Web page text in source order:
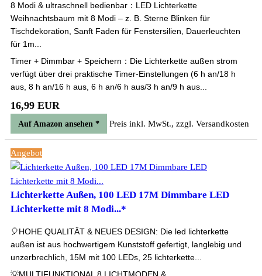
8 Modi & ultraschnell bedienbar：LED Lichterkette
Weihnachtsbaum mit 8 Modi – z. B. Sterne Blinken für
Tischdekoration, Sanft Faden für Fenstersilien, Dauerleuchten
für 1m...
Timer + Dimmbar + Speichern：Die Lichterkette außen strom
verfügt über drei praktische Timer-Einstellungen (6 h an/18 h
aus, 8 h an/16 h aus, 6 h an/6 h aus/3 h an/9 h aus...
16,99 EUR
Auf Amazon ansehen * Preis inkl. MwSt., zzgl. Versandkosten
Angebot
Lichterkette Außen, 100 LED 17M Dimmbare LED
Lichterkette mit 8 Modi...*
🎈HOHE QUALITÄT & NEUES DESIGN: Die led lichterkette
außen ist aus hochwertigem Kunststoff gefertigt, langlebig und
unzerbrechlich, 15M mit 100 LEDs, 25 lichterkette...